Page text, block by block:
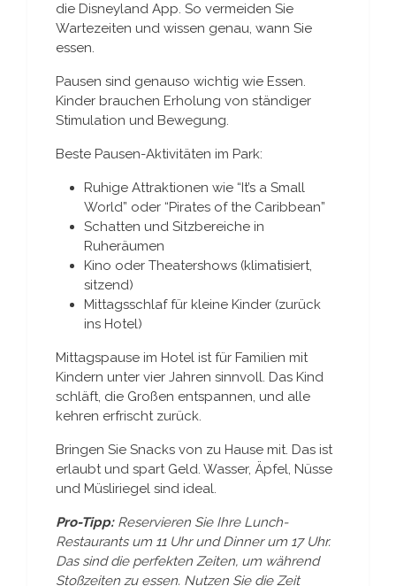
die Disneyland App. So vermeiden Sie
Wartezeiten und wissen genau, wann Sie
essen.
Pausen sind genauso wichtig wie Essen.
Kinder brauchen Erholung von ständiger
Stimulation und Bewegung.
Beste Pausen-Aktivitäten im Park:
Ruhige Attraktionen wie “It’s a Small
World” oder “Pirates of the Caribbean”
Schatten und Sitzbereiche in
Ruheräumen
Kino oder Theatershows (klimatisiert,
sitzend)
Mittagsschlaf für kleine Kinder (zurück
ins Hotel)
Mittagspause im Hotel ist für Familien mit
Kindern unter vier Jahren sinnvoll. Das Kind
schläft, die Großen entspannen, und alle
kehren erfrischt zurück.
Bringen Sie Snacks von zu Hause mit. Das ist
erlaubt und spart Geld. Wasser, Äpfel, Nüsse
und Müsliriegel sind ideal.
Pro-Tipp: Reservieren Sie Ihre Lunch-
Restaurants um 11 Uhr und Dinner um 17 Uhr.
Das sind die perfekten Zeiten, um während
Stoßzeiten zu essen. Nutzen Sie die Zeit